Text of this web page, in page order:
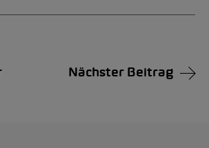
Nächster Beitrag